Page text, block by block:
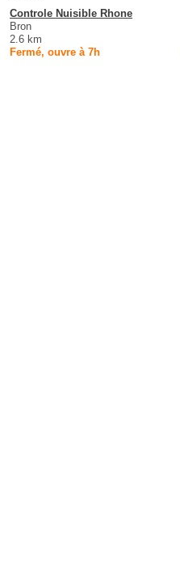
Controle Nuisible Rhone
Bron
2.6 km
Fermé, ouvre à 7h